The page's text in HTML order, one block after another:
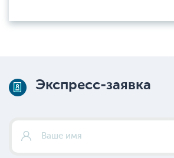
Экспресс-заявка